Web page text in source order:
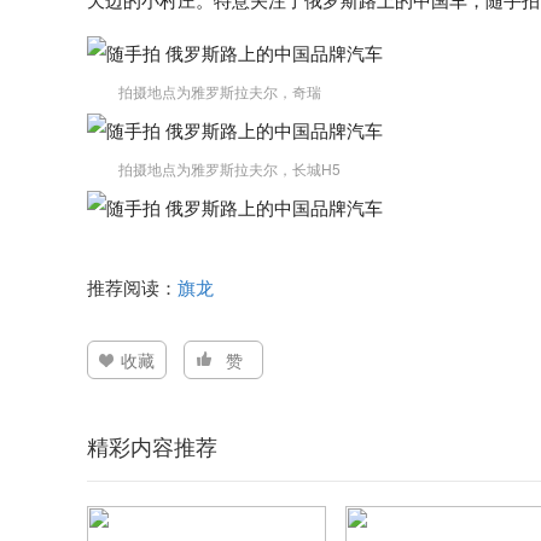
拍摄地点为雅罗斯拉夫尔，奇瑞
拍摄地点为雅罗斯拉夫尔，长城H5
推荐阅读： 旗龙
收藏 赞
精彩内容推荐